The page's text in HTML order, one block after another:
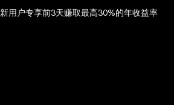
新用户专享前3天赚取最高30%的年收益率